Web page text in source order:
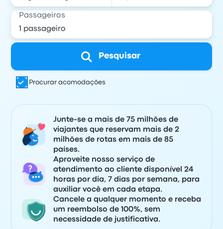
Passageiros
Pesquisar
Procurar acomodações
Junte-se a mais de 75 milhões de
viajantes que reservam mais de 2
milhões de rotas em mais de 85
países.
Aproveite nosso serviço de
atendimento ao cliente disponível 24
horas por dia, 7 dias por semana, para
auxiliar você em cada etapa.
Cancele a qualquer momento e receba
um reembolso de 100%, sem
necessidade de justificativa.